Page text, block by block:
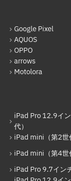
iPad mini
iPad Pro
iPad（第5世
iPad Pro
iPad Pro
iPad mini（
iPad（第7
Google Pixel
AQUOS
OPPO
arrows
Motolora
iPad Pro 12.9イ
代）
iPad mini（第2世
iPad mini（第4世
iPad Pro 9.7イン